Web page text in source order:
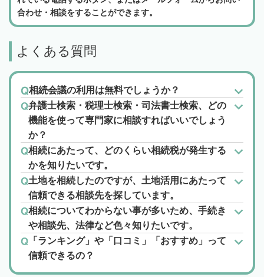
合わせ・相談をすることができます。
よくある質問
相続会議の利用は無料でしょうか？
弁護士検索・税理士検索・司法書士検索、どの
機能を使って専門家に相談すればいいでしょう
か？
相続にあたって、どのくらい相続税が発生する
かを知りたいです。
土地を相続したのですが、土地活用にあたって
信頼できる相談先を探しています。
相続についてわからない事が多いため、手続き
や相談先、法律など色々知りたいです。
「ランキング」や「口コミ」「おすすめ」って
信頼できるの？